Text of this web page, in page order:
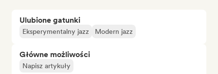
Ulubione gatunki
Eksperymentalny jazz Modern jazz
Główne możliwości
Napisz artykuły